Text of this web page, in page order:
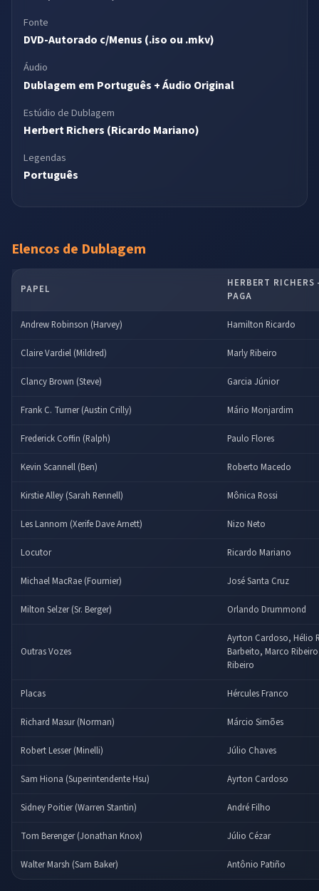
Fonte
DVD-Autorado c/Menus (.iso ou .mkv)
Áudio
Dublagem em Português + Áudio Original
Estúdio de Dublagem
Herbert Richers (Ricardo Mariano)
Legendas
Português
Elencos de Dublagem
PAPEL
HERBERT
PAGA
Andrew Robinson (Harvey) Hamilton Ricardo
Claire Vardiel (Mildred) Marly Ribeiro
Clancy Brown (Steve) Garcia Júnior
Frank C. Turner (Austin Crilly) Mário Monjardim
Frederick Coffin (Ralph) Paulo Flores
Kevin Scannell (Ben) Roberto Macedo
Kirstie Alley (Sarah Rennell) Mônica Rossi
Les Lannom (Xerife Dave Arnett) Nizo Neto
Locutor Ricardo Mariano
Michael MacRae (Fournier) José Santa Cruz
Milton Selzer (Sr. Berger) Orlando Drummond
Outras Vozes
Ayrton Cardoso, Hélio
Barbeito, Marco
Ribeiro
Placas Hércules Franco
Richard Masur (Norman) Márcio Simões
Robert Lesser (Minelli) Júlio Chaves
Sam Hiona (Superintendente Hsu) Ayrton Cardoso
Sidney Poitier (Warren Stantin) André Filho
Tom Berenger (Jonathan Knox) Júlio Cézar
Walter Marsh (Sam Baker) Antônio Patiño